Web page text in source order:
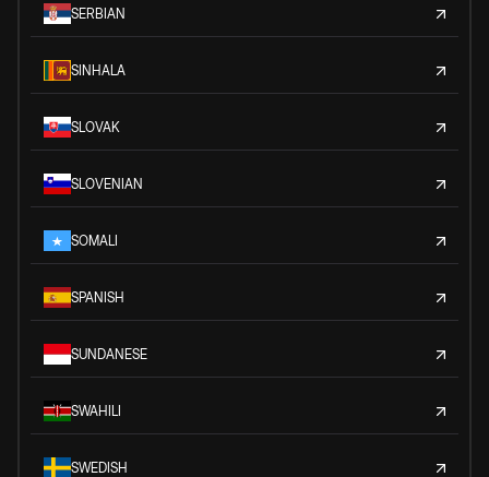
SERBIAN
SINHALA
SLOVAK
SLOVENIAN
SOMALI
SPANISH
SUNDANESE
SWAHILI
SWEDISH